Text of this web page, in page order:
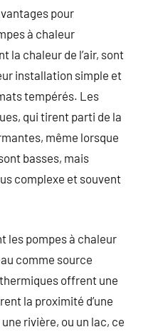
pour
à chaleur
la chaleur de l’air, sont
installation simple et
tempérés. Les
qui tirent parti de la
même lorsque
basses, mais
complexe et souvent
les pompes à chaleur
comme source
offrent une
la proximité d’une
rivière, ou un lac, ce